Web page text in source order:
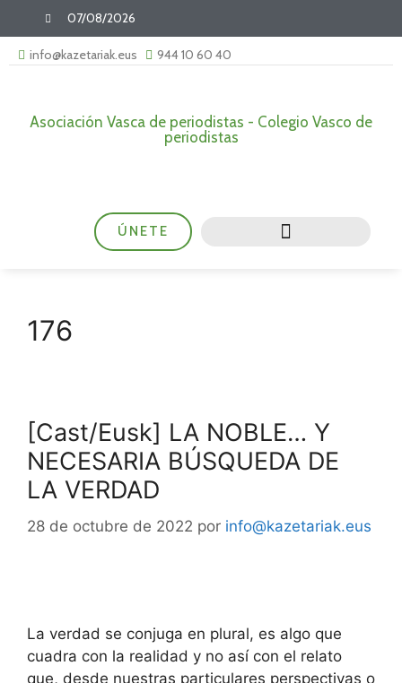
07/08/2026
info@kazetariak.eus 944 10 60 40
Asociación Vasca de periodistas - Colegio Vasco de
periodistas
ÚNETE
176
[Cast/Eusk] LA NOBLE… Y
NECESARIA BÚSQUEDA DE
LA VERDAD
28 de octubre de 2022 por info@kazetariak.eus
La verdad se conjuga en plural, es algo que
cuadra con la realidad y no así con el relato
que, desde nuestras particulares perspectivas o